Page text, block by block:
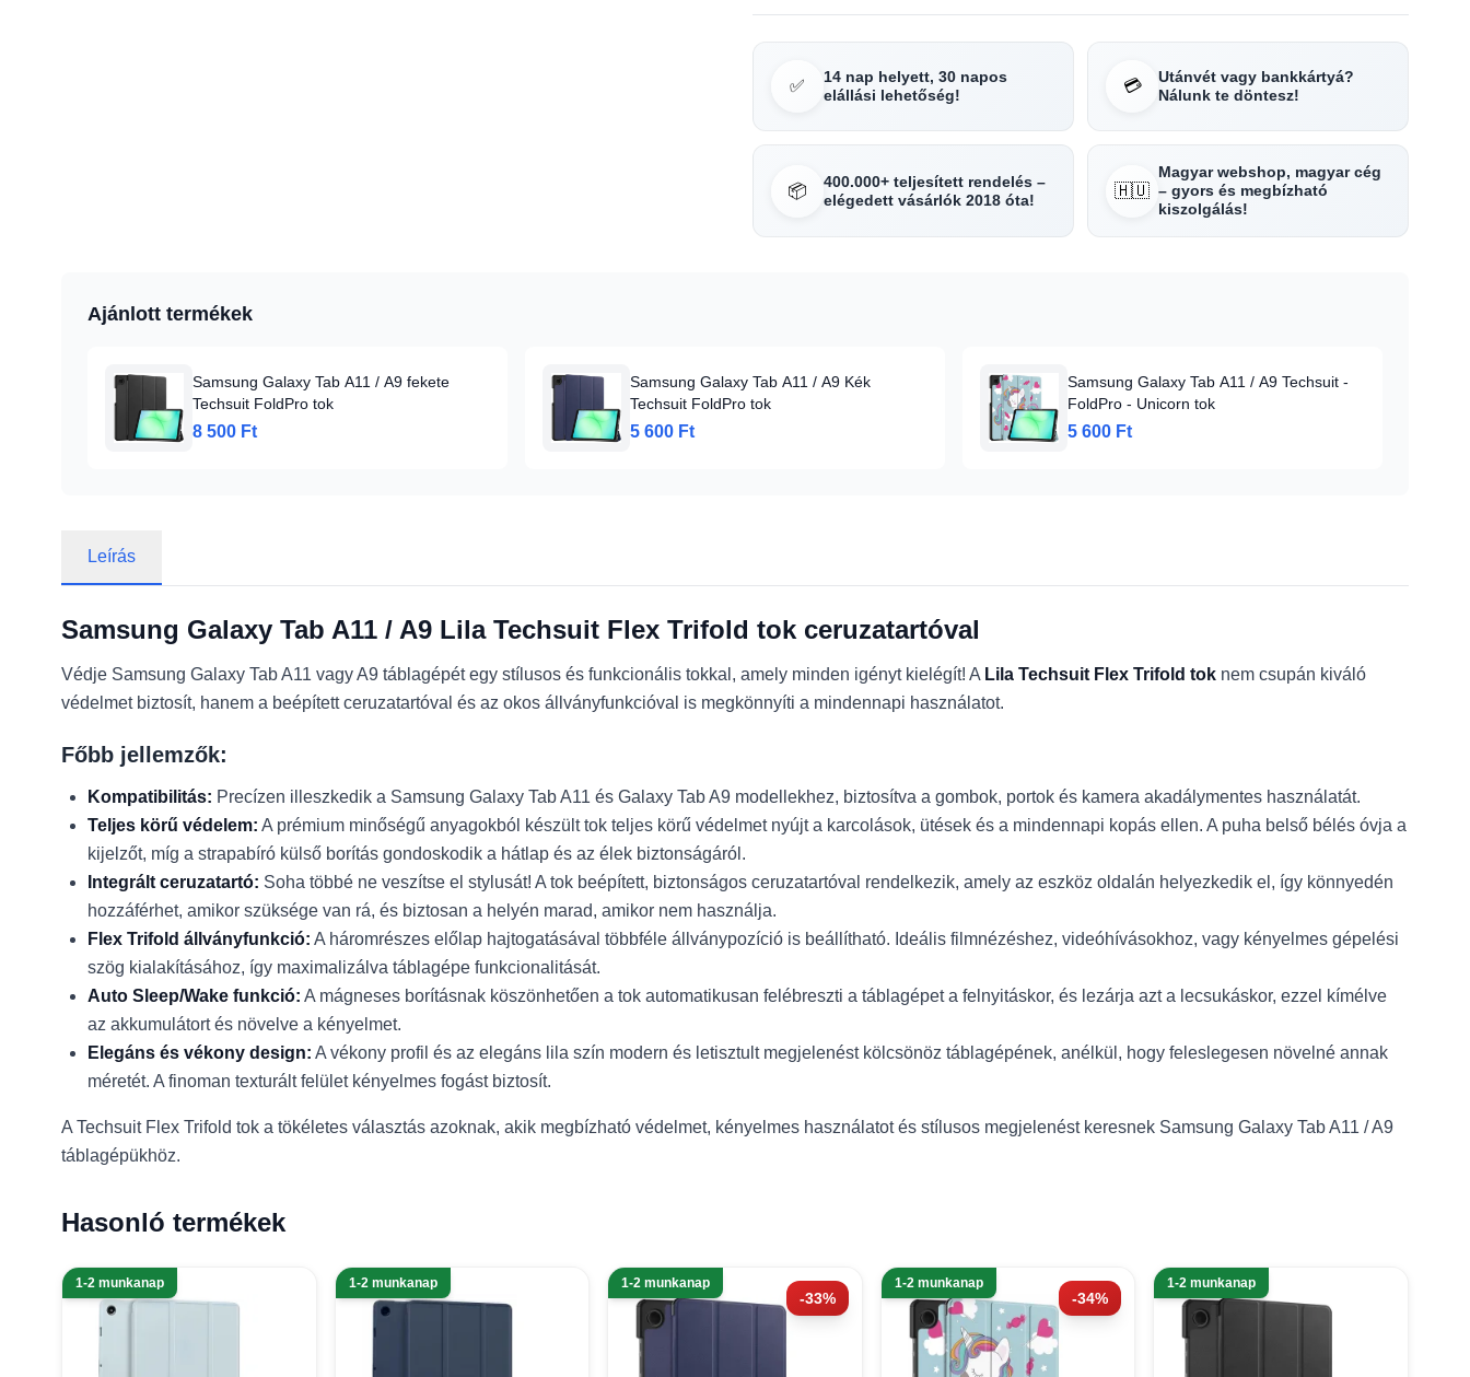
✅
14 nap helyett, 30 napos
elállási lehetőség!
💳
Utánvét vagy bankkártyá?
Nálunk te döntesz!
📦
400.000+ teljesített rendelés –
elégedett vásárlók 2018 óta!
🇭🇺
Magyar webshop, magyar cég
– gyors és megbízható
kiszolgálás!
Ajánlott termékek
Samsung Galaxy Tab A11 / A9 fekete
Techsuit FoldPro tok
8 500 Ft
Samsung Galaxy Tab A11 / A9 Kék
Techsuit FoldPro tok
5 600 Ft
Samsung Galaxy Tab A11 / A9 Techsuit -
FoldPro - Unicorn tok
5 600 Ft
Leírás
Samsung Galaxy Tab A11 / A9 Lila Techsuit Flex Trifold tok ceruzatartóval
Védje Samsung Galaxy Tab A11 vagy A9 táblagépét egy stílusos és funkcionális tokkal, amely minden igényt kielégít! A Lila Techsuit Flex Trifold tok nem csupán kiváló
védelmet biztosít, hanem a beépített ceruzatartóval és az okos állványfunkcióval is megkönnyíti a mindennapi használatot.
Főbb jellemzők:
Kompatibilitás: Precízen illeszkedik a Samsung Galaxy Tab A11 és Galaxy Tab A9 modellekhez, biztosítva a gombok, portok és kamera akadálymentes használatát.
Teljes körű védelem: A prémium minőségű anyagokból készült tok teljes körű védelmet nyújt a karcolások, ütések és a mindennapi kopás ellen. A puha belső bélés óvja a
kijelzőt, míg a strapabíró külső borítás gondoskodik a hátlap és az élek biztonságáról.
Integrált ceruzatartó: Soha többé ne veszítse el stylusát! A tok beépített, biztonságos ceruzatartóval rendelkezik, amely az eszköz oldalán helyezkedik el, így könnyedén
hozzáférhet, amikor szüksége van rá, és biztosan a helyén marad, amikor nem használja.
Flex Trifold állványfunkció: A háromrészes előlap hajtogatásával többféle állványpozíció is beállítható. Ideális filmnézéshez, videóhívásokhoz, vagy kényelmes gépelési
szög kialakításához, így maximalizálva táblagépe funkcionalitását.
Auto Sleep/Wake funkció: A mágneses borításnak köszönhetően a tok automatikusan felébreszti a táblagépet a felnyitáskor, és lezárja azt a lecsukáskor, ezzel kímélve
az akkumulátort és növelve a kényelmet.
Elegáns és vékony design: A vékony profil és az elegáns lila szín modern és letisztult megjelenést kölcsönöz táblagépének, anélkül, hogy feleslegesen növelné annak
méretét. A finoman texturált felület kényelmes fogást biztosít.
A Techsuit Flex Trifold tok a tökéletes választás azoknak, akik megbízható védelmet, kényelmes használatot és stílusos megjelenést keresnek Samsung Galaxy Tab A11 / A9
táblagépükhöz.
Hasonló termékek
1-2 munkanap 1-2 munkanap
-33%
1-2 munkanap
-34%
1-2 munkanap 1-2 munkanap